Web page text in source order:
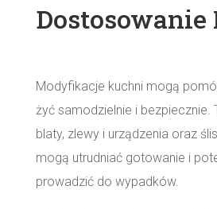
Modyfikacje kuchni mogą
żyć samodzielnie i bezpiecznie.
blaty, zlewy i urządzenia oraz
mogą utrudniać gotowanie i
prowadzić do wypadków.